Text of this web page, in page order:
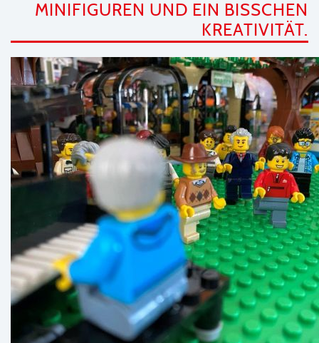
MINIFIGUREN UND EIN BISSCHEN
KREATIVITÄT.